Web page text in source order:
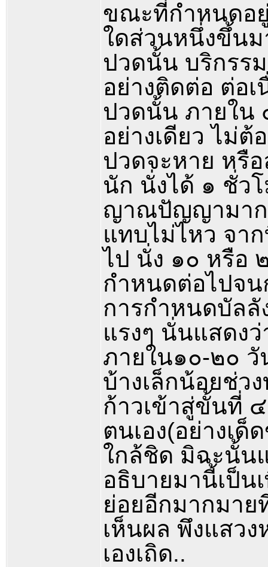
ขณะที่กำหนดอ
ใดส่วนหนึ่งขึ้นม
ปวดนั้น บริกรร
อย่างติดต่อ ต่อเ
ปวดนั้น ภายใน
อย่างเดียว ไม่
ปวดจะหาย หรื
นัก นั่งได้ ๑ ชั่ว
ญาณปัญญามาก
แทบไม่ไหว จา
ไป นั่ง ๑๐ หรือ
กำหนดต่อไปจน
การกำหนดบัลลั
แรงๆ นั่นแสดงว่
ภายใน๑๐-๒๐ วั
บ้างเล็กน้อยช่
ก้าวเข้าสู่ขั้นที่
ตนเอง(อย่างเ
ใกล้ชิด มิฉะนั้น
อธิบายมานี้เป็น
ย่อยอีกมากมาย
เห็นผล พึงแสว
เองเถิด..